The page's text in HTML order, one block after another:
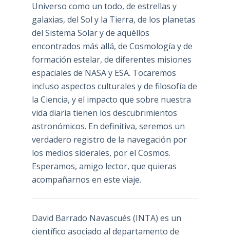
Universo como un todo, de estrellas y
galaxias, del Sol y la Tierra, de los planetas
del Sistema Solar y de aquéllos
encontrados más allá, de Cosmología y de
formación estelar, de diferentes misiones
espaciales de NASA y ESA. Tocaremos
incluso aspectos culturales y de filosofía de
la Ciencia, y el impacto que sobre nuestra
vida diaria tienen los descubrimientos
astronómicos. En definitiva, seremos un
verdadero registro de la navegación por
los medios siderales, por el Cosmos.
Esperamos, amigo lector, que quieras
acompañarnos en este viaje.
David Barrado Navascués (INTA) es un
científico asociado al departamento de